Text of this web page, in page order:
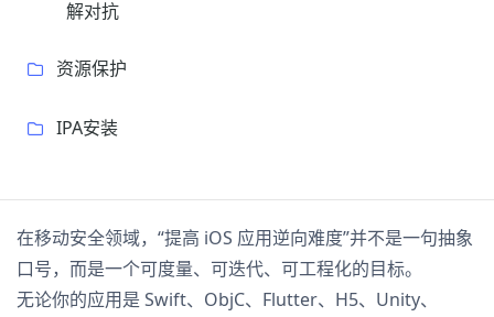
解对抗
资源保护
IPA安装
在移动安全领域，“提高 iOS 应用逆向难度”并不是一句抽象
口号，而是一个可度量、可迭代、可工程化的目标。
无论你的应用是 Swift、ObjC、Flutter、H5、Unity、